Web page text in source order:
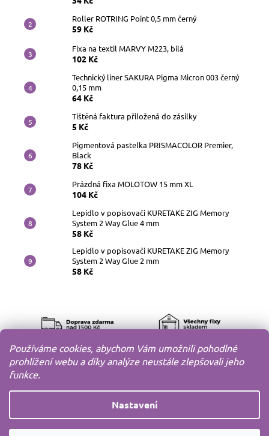
Používáme cookies, abychom Vám umožnili pohodlné
prohlížení webu a díky analýze neustále zlepšovali jeho
funkce.
Nastavení
Roller ROTRING Point 0,5 mm černý
59 Kč
Fixa na textil MARVY M223, bílá
102 Kč
Technický liner SAKURA Pigma Micron 003 černý
0,15 mm
64 Kč
Tištěná faktura přiložená do zásilky
5 Kč
Pigmentová pastelka PRISMACOLOR Premier,
Black
78 Kč
Prázdná fixa MOLOTOW 15 mm XL
104 Kč
Lepidlo v popisovači KURETAKE ZIG Memory
System 2 Way Glue 4 mm
58 Kč
Lepidlo v popisovači KURETAKE ZIG Memory
System 2 Way Glue 2 mm
58 Kč